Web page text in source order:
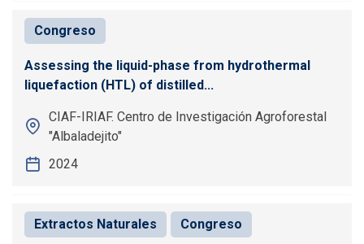
Congreso
Assessing the liquid-phase from hydrothermal
liquefaction (HTL) of distilled...
CIAF-IRIAF. Centro de Investigación Agroforestal
"Albaladejito"
2024
Extractos Naturales Congreso